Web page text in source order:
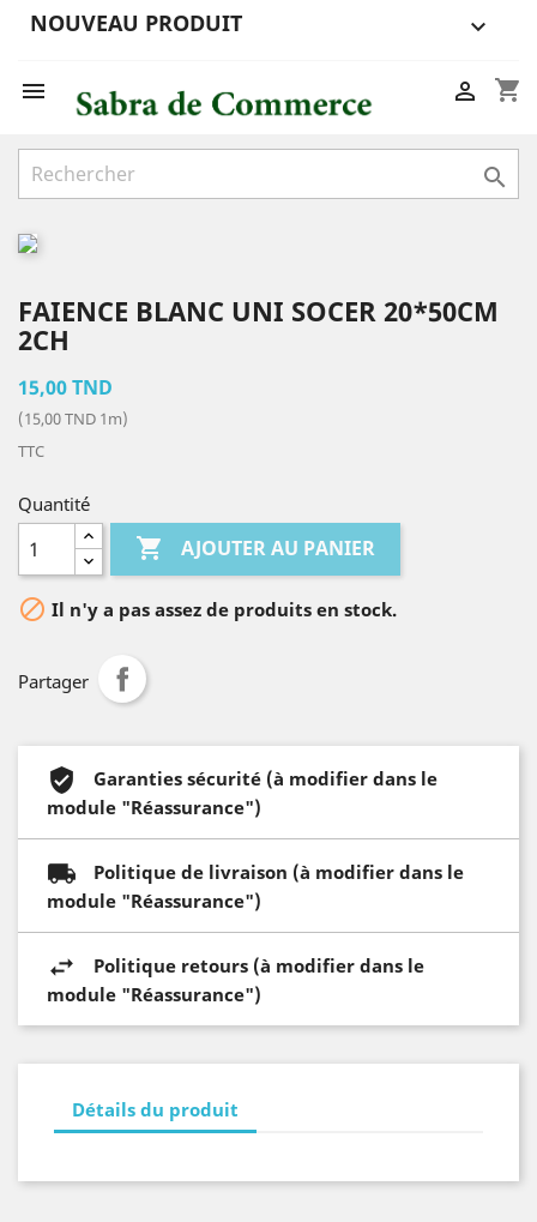
NOUVEAU PRODUIT 
 shopping_cart


FAIENCE BLANC UNI SOCER 20*50CM
2CH
15,00 TND
(15,00 TND 1m)
TTC
Quantité
 AJOUTER AU PANIER
 Il n'y a pas assez de produits en stock.
Partager
Garanties sécurité (à modifier dans le
module "Réassurance")
Politique de livraison (à modifier dans le
module "Réassurance")
Politique retours (à modifier dans le
module "Réassurance")
Détails du produit